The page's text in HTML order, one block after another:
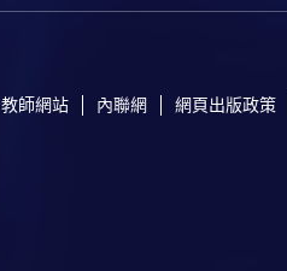
教師網站 內聯網 網頁出版政策